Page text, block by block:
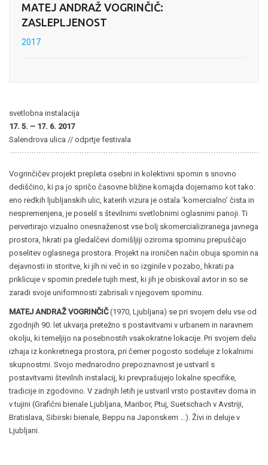
MATEJ ANDRAŽ VOGRINČIČ:
ZASLEPLJENOST
2017
svetlobna instalacija
17. 5. – 17. 6. 2017
Salendrova ulica // odprtje festivala
Vogrinčičev projekt prepleta osebni in kolektivni spomin s snovno
dediščino, ki pa jo spričo časovne bližine komajda dojemamo kot tako:
eno redkih ljubljanskih ulic, katerih vizura je ostala ‘komercialno’ čista in
nespremenjena, je poselil s številnimi svetlobnimi oglasnimi panoji. Ti
pervertirajo vizualno onesnaženost vse bolj skomercializiranega javnega
prostora, hkrati pa gledalčevi domišljiji oziroma spominu prepuščajo
poselitev oglasnega prostora. Projekt na ironičen način obuja spomin na
dejavnosti in storitve, ki jih ni več in so izginile v pozabo, hkrati pa
priklicuje v spomin predele tujih mest, ki jih je obiskoval avtor in so se
zaradi svoje uniformnosti zabrisali v njegovem spominu.
MATEJ ANDRAŽ VOGRINČIČ(1970, Ljubljana) se pri svojem delu vse od
zgodnjih 90. let ukvarja pretežno s postavitvami v urbanem in naravnem
okolju, ki temeljijo na posebnostih vsakokratne lokacije. Pri svojem delu
izhaja iz konkretnega prostora, pri čemer pogosto sodeluje z lokalnimi
skupnostmi. Svojo mednarodno prepoznavnost je ustvaril s
postavitvami številnih instalacij, ki prevprašujejo lokalne specifike,
tradicije in zgodovino. V zadnjih letih je ustvaril vrsto postavitev doma in
v tujini (Grafični bienale Ljubljana, Maribor, Ptuj, Suetschach v Avstriji,
Bratislava, Sibirski bienale, Beppu na Japonskem …). Živi in deluje v
Ljubljani.